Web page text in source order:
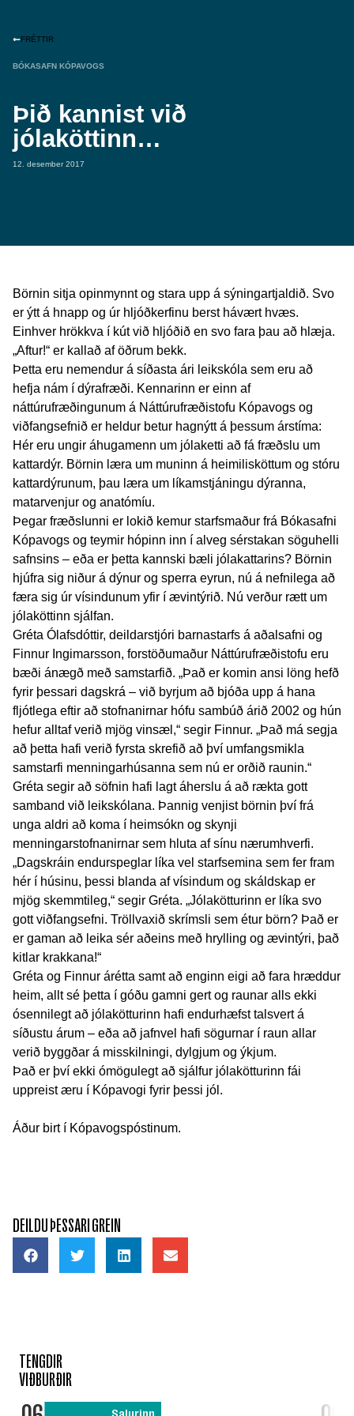
FRÉTTIR
BÓKASAFN KÓPAVOGS
Þið kannist við
jólaköttinn…
12. desember 2017
Börnin sitja opinmynnt og stara upp á sýningartjaldið. Svo
er ýtt á hnapp og úr hljóðkerfinu berst hávært hvæs.
Einhver hrökkva í kút við hljóðið en svo fara þau að hlæja.
„Aftur!“ er kallað af öðrum bekk.
Þetta eru nemendur á síðasta ári leikskóla sem eru að
hefja nám í dýrafræði. Kennarinn er einn af
náttúrufræðingunum á Náttúrufræðistofu Kópavogs og
viðfangsefnið er heldur betur hagnýtt á þessum árstíma:
Hér eru ungir áhugamenn um jólaketti að fá fræðslu um
kattardýr. Börnin læra um muninn á heimilisköttum og stóru
kattardýrunum, þau læra um líkamstjáningu dýranna,
matarvenjur og anatómíu.
Þegar fræðslunni er lokið kemur starfsmaður frá Bókasafni
Kópavogs og teymir hópinn inn í alveg sérstakan söguhelli
safnsins – eða er þetta kannski bæli jólakattarins? Börnin
hjúfra sig niður á dýnur og sperra eyrun, nú á nefnilega að
færa sig úr vísindunum yfir í ævintýrið. Nú verður rætt um
jólaköttinn sjálfan.
Gréta Ólafsdóttir, deildarstjóri barnastarfs á aðalsafni og
Finnur Ingimarsson, forstöðumaður Náttúrufræðistofu eru
bæði ánægð með samstarfið. „Það er komin ansi löng hefð
fyrir þessari dagskrá – við byrjum að bjóða upp á hana
fljótlega eftir að stofnanirnar hófu sambúð árið 2002 og hún
hefur alltaf verið mjög vinsæl,“ segir Finnur. „Það má segja
að þetta hafi verið fyrsta skrefið að því umfangsmikla
samstarfi menningarhúsanna sem nú er orðið raunin.“
Gréta segir að söfnin hafi lagt áherslu á að rækta gott
samband við leikskólana. Þannig venjist börnin því frá
unga aldri að koma í heimsókn og skynji
menningarstofnanirnar sem hluta af sínu nærumhverfi.
„Dagskráin endurspeglar líka vel starfsemina sem fer fram
hér í húsinu, þessi blanda af vísindum og skáldskap er
mjög skemmtileg,“ segir Gréta. „Jólakötturinn er líka svo
gott viðfangsefni. Tröllvaxið skrímsli sem étur börn? Það er
er gaman að leika sér aðeins með hrylling og ævintýri, það
kitlar krakkana!“
Gréta og Finnur árétta samt að enginn eigi að fara hræddur
heim, allt sé þetta í góðu gamni gert og raunar alls ekki
ósennilegt að jólakötturinn hafi endurhæfst talsvert á
síðustu árum – eða að jafnvel hafi sögurnar í raun allar
verið byggðar á misskilningi, dylgjum og ýkjum.
Það er því ekki ómögulegt að sjálfur jólakötturinn fái
uppreist æru í Kópavogi fyrir þessi jól.
Áður birt í Kópavogspóstinum.
DEILDU ÞESSARI GREIN
TENGDIR
VIÐBURÐIR